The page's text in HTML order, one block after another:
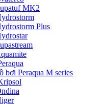
MK2
Plus
bơi Peraqua M series